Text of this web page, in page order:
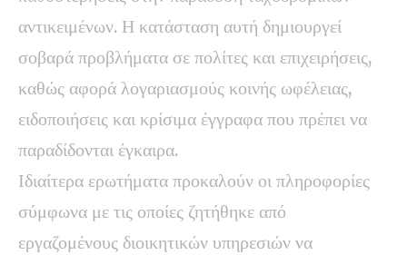
αντικειμένων. Η κατάσταση αυτή δημιουργεί
σοβαρά προβλήματα σε πολίτες και επιχειρήσεις,
καθώς αφορά λογαριασμούς κοινής ωφέλειας,
ειδοποιήσεις και κρίσιμα έγγραφα που πρέπει να
παραδίδονται έγκαιρα.
Ιδιαίτερα ερωτήματα προκαλούν οι πληροφορίες
σύμφωνα με τις οποίες ζητήθηκε από
εργαζομένους διοικητικών υπηρεσιών να